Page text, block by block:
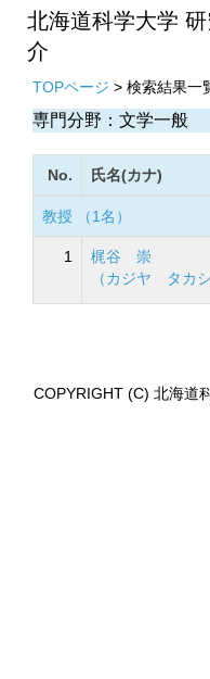
北海道科学大学
介
TOPページ > 検索結果一
専門分野：文学一般
No. 氏名(カナ)
教授 （1名）
1
梶谷 崇
（カジヤ タカシ
COPYRIGHT (C) 北海道